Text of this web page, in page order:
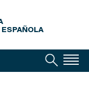
ESPAÑOLA